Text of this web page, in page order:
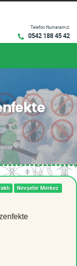
Telefon Numaramız:
0542 188 45 42
Nevşehir Merkez